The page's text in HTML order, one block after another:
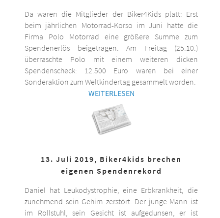
Da waren die Mitglieder der Biker4Kids platt: Erst
beim jährlichen Motorrad-Korso im Juni hatte die
Firma Polo Motorrad eine größere Summe zum
Spendenerlös beigetragen. Am Freitag (25.10.)
überraschte Polo mit einem weiteren dicken
Spendenscheck: 12.500 Euro waren bei einer
Sonderaktion zum Weltkindertag gesammelt worden.
WEITERLESEN
13. Juli 2019, Biker4kids brechen
eigenen Spendenrekord
Daniel hat Leukodystrophie, eine Erbkrankheit, die
zunehmend sein Gehirn zerstört. Der junge Mann ist
im Rollstuhl, sein Gesicht ist aufgedunsen, er ist